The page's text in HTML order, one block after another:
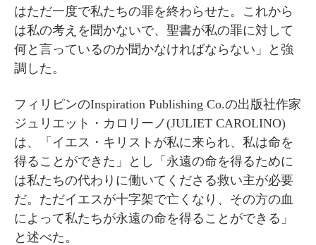
はただ一度で私たちの罪を終わらせた。これから
は私の考えを聞かないで、聖書が私の罪に対して
何と言っているのか聞かなければならない」と強
調した。
フィリピンのInspiration Publishing Co.の出版社作家
ジュリエット・カロリーノ(JULIET CAROLINO)
は、「イエス・キリストが私に来られ、私は命を
得ることができた」とし「永遠の命を得るために
は私たちの代わりに働いてくださる救い主が必要
だ。ただイエスが十字架で亡くなり、その方の血
によって私たちが永遠の命を得ることができる」
と述べた。